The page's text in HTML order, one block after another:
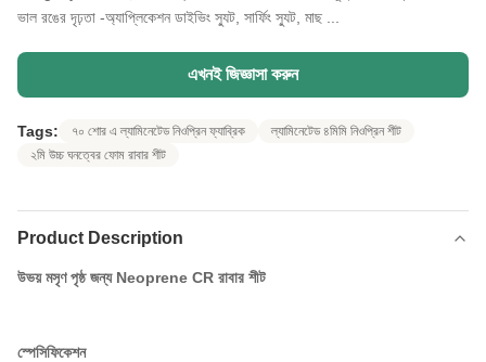
ভাল রঙের দৃঢ়তা -অ্যাপ্লিকেশন ডাইভিং স্যুট, সার্ফিং স্যুট, মাছ ...
এখনই জিজ্ঞাসা করুন
Tags: ৭০ শোর এ ল্যামিনেটেড নিওপ্রিন ফ্যাব্রিক
ল্যামিনেটেড ৪মিমি নিওপ্রিন শীট
২মি উচ্চ ঘনত্বের ফোম রাবার শীট
Product Description
উভয় মসৃণ পৃষ্ঠ জন্য Neoprene CR রাবার শীট
স্পেসিফিকেশন